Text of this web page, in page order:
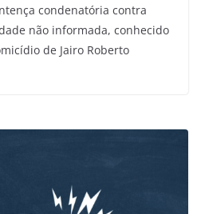
condenatória contra
não informada, conhecido
de Jairo Roberto